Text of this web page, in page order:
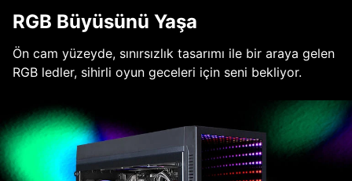
RGB Büyüsünü Yaşa
Ön cam yüzeyde, sınırsızlık tasarımı ile bir araya gelen
RGB ledler, sihirli oyun geceleri için seni bekliyor.